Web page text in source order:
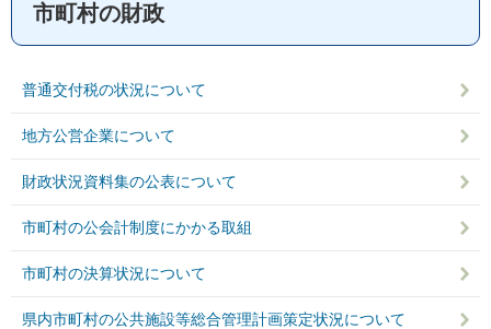
市町村の財政
普通交付税の状況について
地方公営企業について
財政状況資料集の公表について
市町村の公会計制度にかかる取組
市町村の決算状況について
県内市町村の公共施設等総合管理計画策定状況について